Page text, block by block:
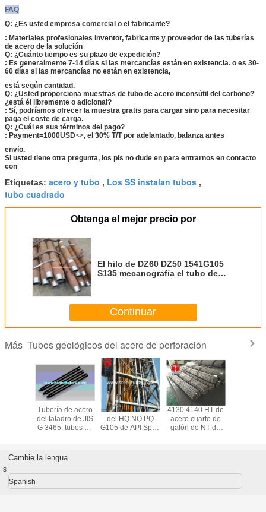
FAQ
Q: ¿Es usted empresa comercial o el fabricante?
: Materiales profesionales inventor, fabricante y proveedor de las tuberías
de acero de la solución
Q: ¿Cuánto tiempo es su plazo de expedición?
: Es generalmente 7-14 días si las mercancías están en existencia. o es 30-
60 días si las mercancías no están en existencia,
está según cantidad.
Q: ¿Usted proporciona muestras de tubo de acero inconsútil del carbono?
¿está él libremente o adicional?
: Sí, podríamos ofrecer la muestra gratis para cargar sino para necesitar
paga el coste de carga.
Q: ¿Cuál es sus términos del pago?
: Payment=1000USD<>, el 30% T/T por adelantado, balanza antes
envío.
Si usted tiene otra pregunta, los pls no dude en para entrarnos en contacto
con
Etiquetas: acero y tubo , Los SS instalan tubos ,
tubo cuadrado
Obtenga el mejor precio por
El hilo de DZ60 DZ50 1541G105
S135 mecanografía el tubo de
Continuar
Más Tubos geológicos del acero de perforación
Tubería de acero
del taladro de JIS
G 3465, tubos de
exploración
mineral
material inconsútil
del HQ NQ PQ
G105 de API Spec
4130 4140 HT de
acero cuarto de
galón de NT de
30CrMnSiA
del aceite
Cambie la lengua
s
Spanish